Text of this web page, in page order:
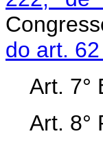
do art.
Art. 7°
Art. 8°